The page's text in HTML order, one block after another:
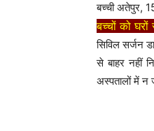
बच्ची अतेपुर, 15
बच्चों को
सिविल सर्जन
से बाहर नहीं
अस्पतालों में न